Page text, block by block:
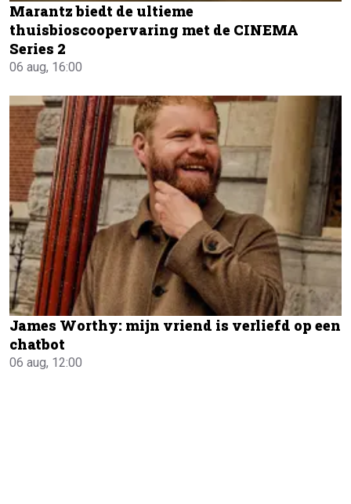
Marantz biedt de ultieme
thuisbioscoopervaring met de CINEMA
Series 2
06 aug, 16:00
James Worthy: mijn vriend is verliefd op een
chatbot
06 aug, 12:00